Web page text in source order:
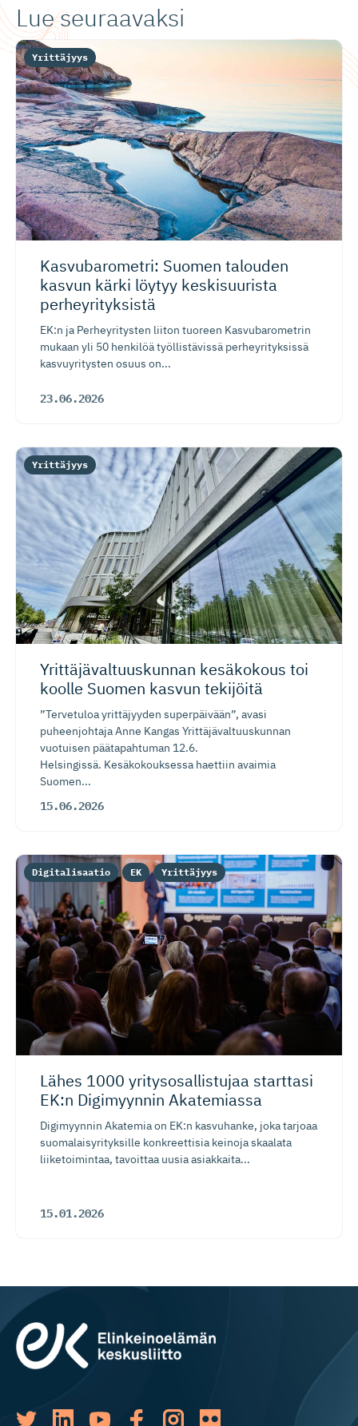
Lue seuraavaksi
Kasvubaro­metri: Suomen talouden
kasvun kärki löytyy keskisuurista
perheyrityksistä
EK:n ja Perheyritysten liiton tuoreen Kasvubarometrin
mukaan yli 50 henkilöä työllistävissä perheyrityksissä
kasvuyritysten osuus on...
23.06.2026
Yrittäjyys
Yrittäjäval­tuus­kunnan kesäkokous toi
koolle Suomen kasvun tekijöitä
”Tervetuloa yrittäjyyden superpäivään”, avasi
puheenjohtaja Anne Kangas Yrittäjävaltuuskunnan
vuotuisen päätapahtuman 12.6.
Helsingissä. Kesäkokouksessa haettiin avaimia
Suomen...
15.06.2026
Yrittäjyys
Lähes 1000 yritysosal­listujaa starttasi
EK:n Digimyynnin Akatemiassa
Digimyynnin Akatemia on EK:n kasvuhanke, joka tarjoaa
suomalaisyrityksille konkreettisia keinoja skaalata
liiketoimintaa, tavoittaa uusia asiakkaita...
15.01.2026
Digitalisaatio EK Yrittäjyys